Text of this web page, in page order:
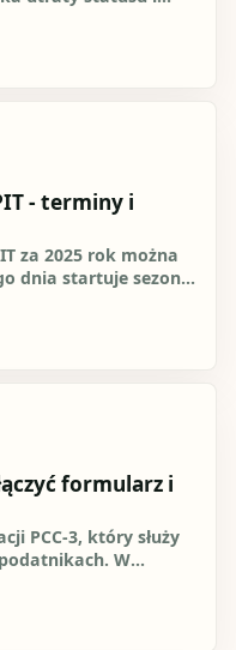
- terminy i
za 2025 rok można
dnia startuje sezon
formularz i
PCC-3, który służy
W